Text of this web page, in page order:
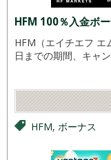
HFM 100％入金ボ
HFM（エイチエフ エ
日までの期間、キャ
HFM, ボーナス